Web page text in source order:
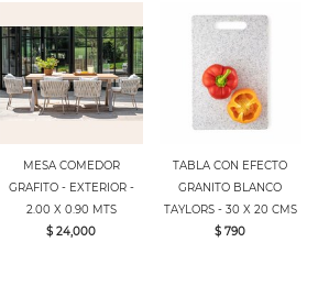
MESA COMEDOR
GRAFITO - EXTERIOR -
2.00 X 0.90 MTS
$ 24,000
TABLA CON EFECTO
GRANITO BLANCO
TAYLORS - 30 X 20 CMS
$ 790